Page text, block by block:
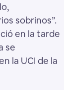
sobrinos”.
en la tarde
se
la UCI de la